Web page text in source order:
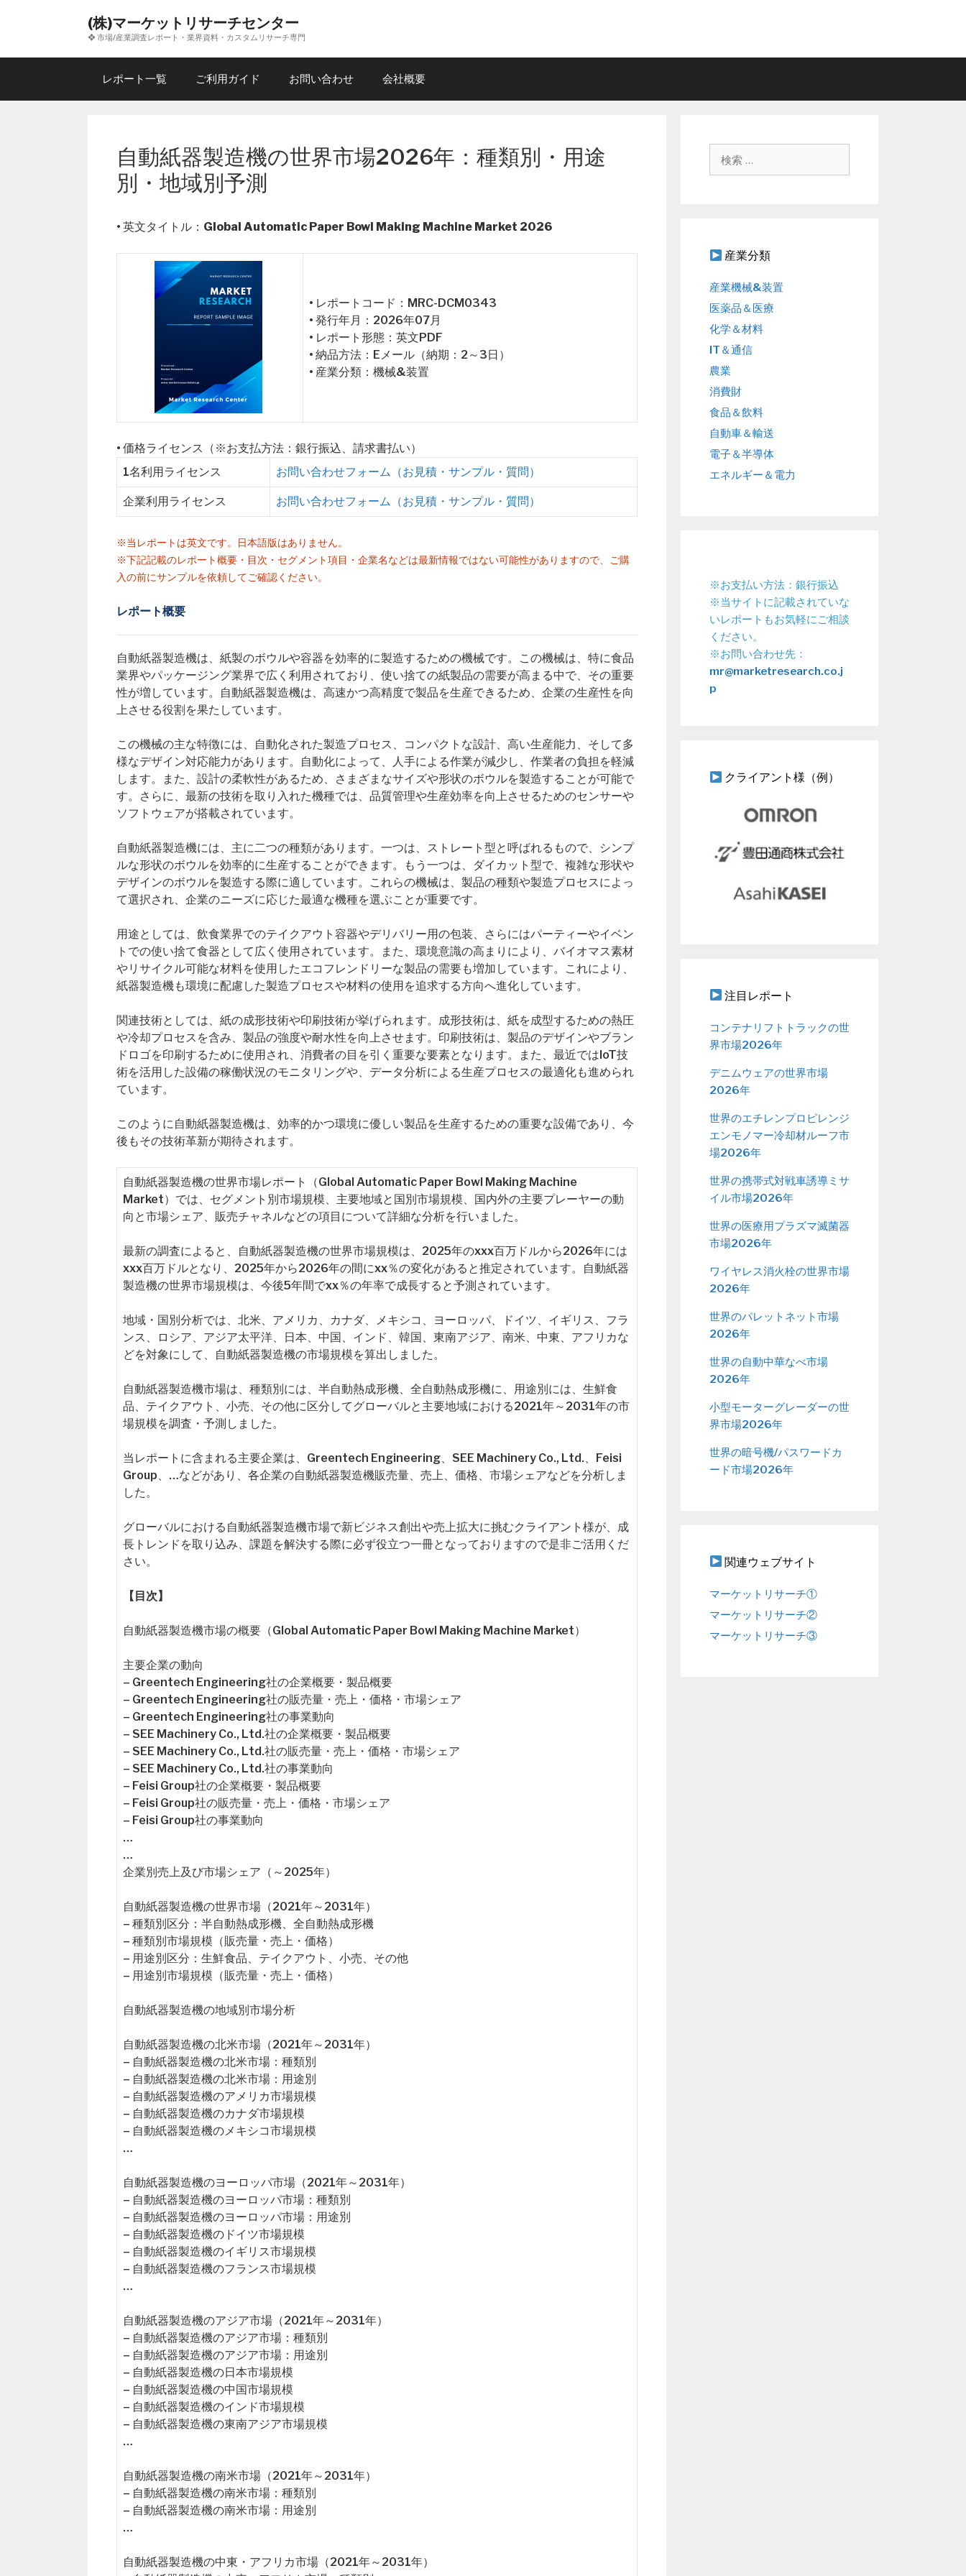
ン
(株)マーケットリサーチセンター
❖ 市場/産業調査レポート・業界資料・カスタムリサーチ専門
レポート一覧 ご利用ガイド お問い合わせ 会社概要
自動紙器製造機の世界市場2026年：種類別・用途
別・地域別予測
• 英文タイトル： Global Automatic Paper Bowl Making Machine Market 2026
• レポートコード：MRC-DCM0343
• 発行年月：2026年07月
• レポート形態：英文PDF
• 納品方法：Eメール（納期：2～3日）
• 産業分類：機械&装置
• 価格ライセンス（※お支払方法：銀行振込、請求書払い）
1名利用ライセンス
お問い合わせフォーム（お見積・サンプル・質問）
企業利用ライセンス お問い合わせフォーム（お見積・サンプル・質問）
※当レポートは英文です。日本語版はありません。
※下記記載のレポート概要・目次・セグメント項目・企業名などは最新情報ではない可能性がありますので、ご購
入の前にサンプルを依頼してご確認ください。
レポート概要
自動紙器製造機は、紙製のボウルや容器を効率的に製造するための機械です。この機械は、特に食品
業界やパッケージング業界で広く利用されており、使い捨ての紙製品の需要が高まる中で、その重要
性が増しています。自動紙器製造機は、高速かつ高精度で製品を生産できるため、企業の生産性を向
上させる役割を果たしています。
この機械の主な特徴には、自動化された製造プロセス、コンパクトな設計、高い生産能力、そして多
様なデザイン対応能力があります。自動化によって、人手による作業が減少し、作業者の負担を軽減
します。また、設計の柔軟性があるため、さまざまなサイズや形状のボウルを製造することが可能で
す。さらに、最新の技術を取り入れた機種では、品質管理や生産効率を向上させるためのセンサーや
ソフトウェアが搭載されています。
自動紙器製造機には、主に二つの種類があります。一つは、ストレート型と呼ばれるもので、シンプ
ルな形状のボウルを効率的に生産することができます。もう一つは、ダイカット型で、複雑な形状や
デザインのボウルを製造する際に適しています。これらの機械は、製品の種類や製造プロセスによっ
て選択され、企業のニーズに応じた最適な機種を選ぶことが重要です。
用途としては、飲食業界でのテイクアウト容器やデリバリー用の包装、さらにはパーティーやイベン
トでの使い捨て食器として広く使用されています。また、環境意識の高まりにより、バイオマス素材
やリサイクル可能な材料を使用したエコフレンドリーな製品の需要も増加しています。これにより、
紙器製造機も環境に配慮した製造プロセスや材料の使用を追求する方向へ進化しています。
関連技術としては、紙の成形技術や印刷技術が挙げられます。成形技術は、紙を成型するための熱圧
や冷却プロセスを含み、製品の強度や耐水性を向上させます。印刷技術は、製品のデザインやブラン
ドロゴを印刷するために使用され、消費者の目を引く重要な要素となります。また、最近ではIoT技
術を活用した設備の稼働状況のモニタリングや、データ分析による生産プロセスの最適化も進められ
ています。
このように自動紙器製造機は、効率的かつ環境に優しい製品を生産するための重要な設備であり、今
後もその技術革新が期待されます。
自動紙器製造機の世界市場レポート（Global Automatic Paper Bowl Making Machine
Market）では、セグメント別市場規模、主要地域と国別市場規模、国内外の主要プレーヤーの動
向と市場シェア、販売チャネルなどの項目について詳細な分析を行いました。
最新の調査によると、自動紙器製造機の世界市場規模は、2025年のxxx百万ドルから2026年には
xxx百万ドルとなり、2025年から2026年の間にxx％の変化があると推定されています。自動紙器
製造機の世界市場規模は、今後5年間でxx％の年率で成長すると予測されています。
地域・国別分析では、北米、アメリカ、カナダ、メキシコ、ヨーロッパ、ドイツ、イギリス、フラ
ンス、ロシア、アジア太平洋、日本、中国、インド、韓国、東南アジア、南米、中東、アフリカな
どを対象にして、自動紙器製造機の市場規模を算出しました。
自動紙器製造機市場は、種類別には、半自動熱成形機、全自動熱成形機に、用途別には、生鮮食
品、テイクアウト、小売、その他に区分してグローバルと主要地域における2021年～2031年の市
場規模を調査・予測しました。
当レポートに含まれる主要企業は、Greentech Engineering、SEE Machinery Co., Ltd.、Feisi
Group、…などがあり、各企業の自動紙器製造機販売量、売上、価格、市場シェアなどを分析しま
した。
グローバルにおける自動紙器製造機市場で新ビジネス創出や売上拡大に挑むクライアント様が、成
長トレンドを取り込み、課題を解決する際に必ず役立つ一冊となっておりますので是非ご活用くだ
さい。
【目次】
自動紙器製造機市場の概要（Global Automatic Paper Bowl Making Machine Market）
主要企業の動向
– Greentech Engineering社の企業概要・製品概要
– Greentech Engineering社の販売量・売上・価格・市場シェア
– Greentech Engineering社の事業動向
– SEE Machinery Co., Ltd.社の企業概要・製品概要
– SEE Machinery Co., Ltd.社の販売量・売上・価格・市場シェア
– SEE Machinery Co., Ltd.社の事業動向
– Feisi Group社の企業概要・製品概要
– Feisi Group社の販売量・売上・価格・市場シェア
– Feisi Group社の事業動向
…
…
企業別売上及び市場シェア（～2025年）
自動紙器製造機の世界市場（2021年～2031年）
– 種類別区分：半自動熱成形機、全自動熱成形機
– 種類別市場規模（販売量・売上・価格）
– 用途別区分：生鮮食品、テイクアウト、小売、その他
– 用途別市場規模（販売量・売上・価格）
自動紙器製造機の地域別市場分析
自動紙器製造機の北米市場（2021年～2031年）
– 自動紙器製造機の北米市場：種類別
– 自動紙器製造機の北米市場：用途別
– 自動紙器製造機のアメリカ市場規模
– 自動紙器製造機のカナダ市場規模
– 自動紙器製造機のメキシコ市場規模
…
自動紙器製造機のヨーロッパ市場（2021年～2031年）
– 自動紙器製造機のヨーロッパ市場：種類別
– 自動紙器製造機のヨーロッパ市場：用途別
– 自動紙器製造機のドイツ市場規模
– 自動紙器製造機のイギリス市場規模
– 自動紙器製造機のフランス市場規模
…
自動紙器製造機のアジア市場（2021年～2031年）
– 自動紙器製造機のアジア市場：種類別
– 自動紙器製造機のアジア市場：用途別
– 自動紙器製造機の日本市場規模
– 自動紙器製造機の中国市場規模
– 自動紙器製造機のインド市場規模
– 自動紙器製造機の東南アジア市場規模
…
自動紙器製造機の南米市場（2021年～2031年）
– 自動紙器製造機の南米市場：種類別
– 自動紙器製造機の南米市場：用途別
…
自動紙器製造機の中東・アフリカ市場（2021年～2031年）
産業分類
産業機械&装置
医薬品＆医療
化学＆材料
IT＆通信
農業
消費財
食品＆飲料
自動車＆輸送
電子＆半導体
エネルギー＆電力
※お支払い方法：銀行振込
※当サイトに記載されていな
いレポートもお気軽にご相談
ください。
※お問い合わせ先：
mr@marketresearch.co.j
p
クライアント様（例）
注目レポート
コンテナリフトトラックの世
界市場2026年
デニムウェアの世界市場
2026年
世界のエチレンプロピレンジ
エンモノマー冷却材ルーフ市
場2026年
世界の携帯式対戦車誘導ミサ
イル市場2026年
世界の医療用プラズマ滅菌器
市場2026年
ワイヤレス消火栓の世界市場
2026年
世界のパレットネット市場
2026年
世界の自動中華なべ市場
2026年
小型モーターグレーダーの世
界市場2026年
世界の暗号機/パスワードカ
ード市場2026年
関連ウェブサイト
マーケットリサーチ①
マーケットリサーチ②
マーケットリサーチ③